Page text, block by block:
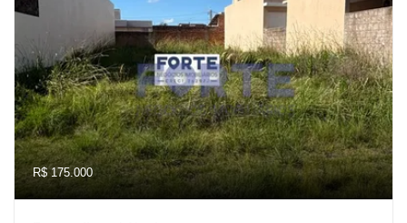
R$ 175.000